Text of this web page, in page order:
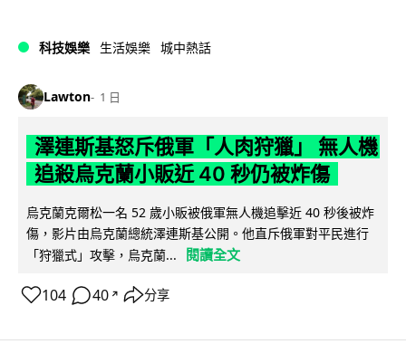
科技娛樂 生活娛樂 城中熱話
Lawton 1 日
澤連斯基怒斥俄軍「人肉狩獵」 無人機
追殺烏克蘭小販近 40 秒仍被炸傷
烏克蘭克爾松一名 52 歲小販被俄軍無人機追擊近 40 秒後被炸
傷，影片由烏克蘭總統澤連斯基公開。他直斥俄軍對平民進行
「狩獵式」攻擊，烏克蘭...
閱讀全文
104 40 ↗ 分享